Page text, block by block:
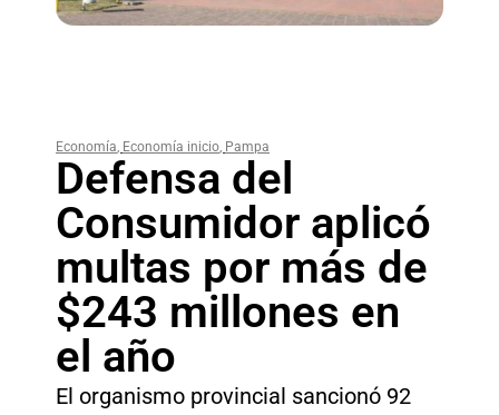
Economía, Economía inicio, Pampa
Defensa del
Consumidor aplicó
multas por más de
$243 millones en
el año
El organismo provincial sancionó 92